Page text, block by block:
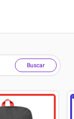
Buscar